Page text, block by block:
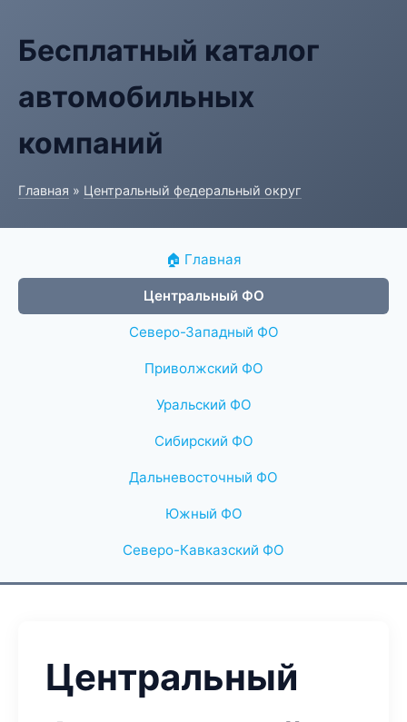
Бесплатный каталог
автомобильных
компаний
Главная » Центральный федеральный округ
🏠 Главная
Центральный ФО
Северо-Западный ФО
Приволжский ФО
Уральский ФО
Сибирский ФО
Дальневосточный ФО
Южный ФО
Северо-Кавказский ФО
Центральный